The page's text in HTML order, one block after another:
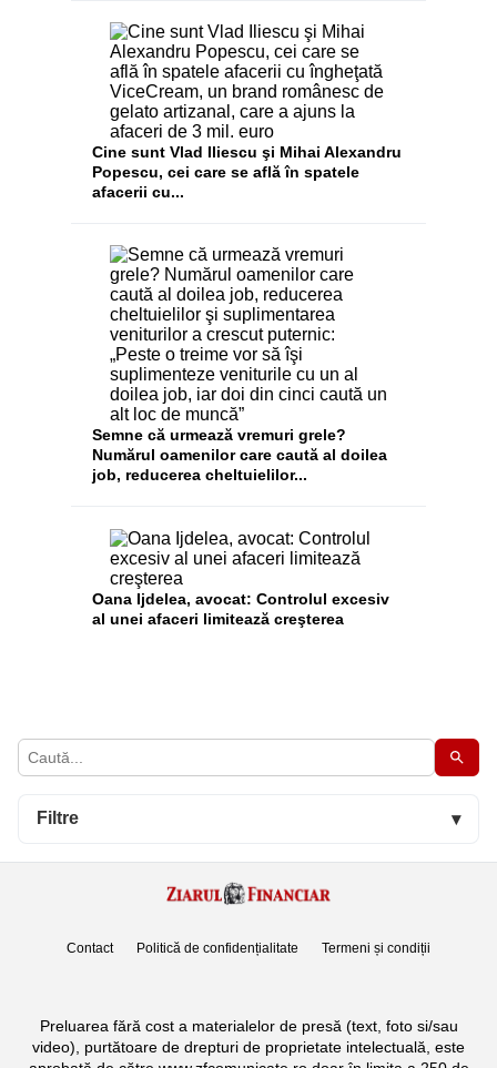
Filtre ▾
Cine sunt Vlad Iliescu şi Mihai Alexandru
Popescu, cei care se află în spatele
afacerii cu...
Semne că urmează vremuri grele?
Numărul oamenilor care caută al doilea
job, reducerea cheltuielilor...
Oana Ijdelea, avocat: Controlul excesiv
al unei afaceri limitează creşterea
Contact Politică de confidențialitate Termeni și condiții
Preluarea fără cost a materialelor de presă (text, foto si/sau
video), purtătoare de drepturi de proprietate intelectuală, este